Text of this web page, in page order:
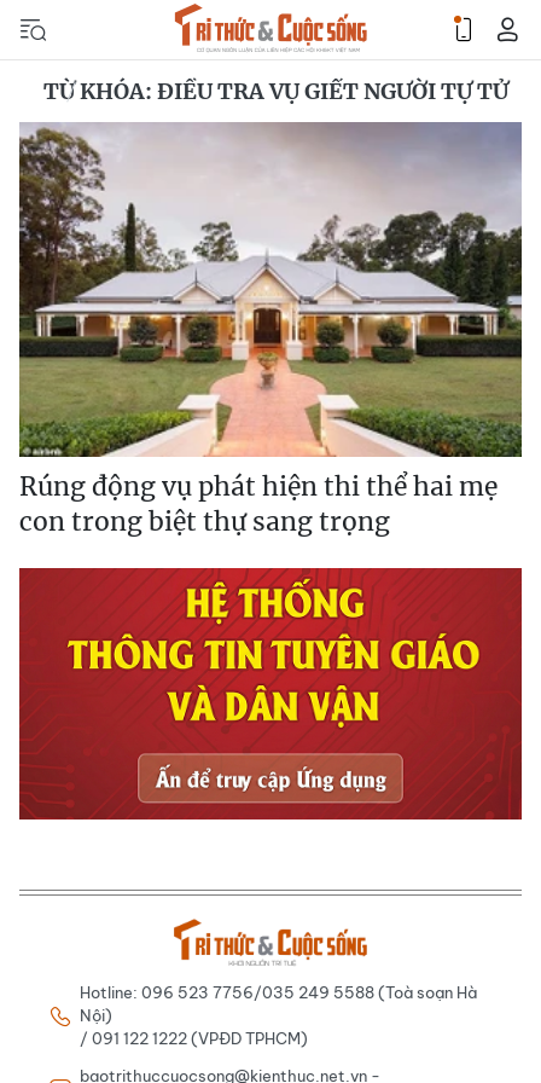
TỪ KHÓA: ĐIỀU TRA VỤ GIẾT NGƯỜI TỰ TỬ
Rúng động vụ phát hiện thi thể hai mẹ
con trong biệt thự sang trọng
Hotline: 096 523 7756/035 249 5588 (Toà soạn Hà
Nội)
/ 091 122 1222 (VPĐD TPHCM)
baotrithuccuocsong@kienthuc.net.vn -